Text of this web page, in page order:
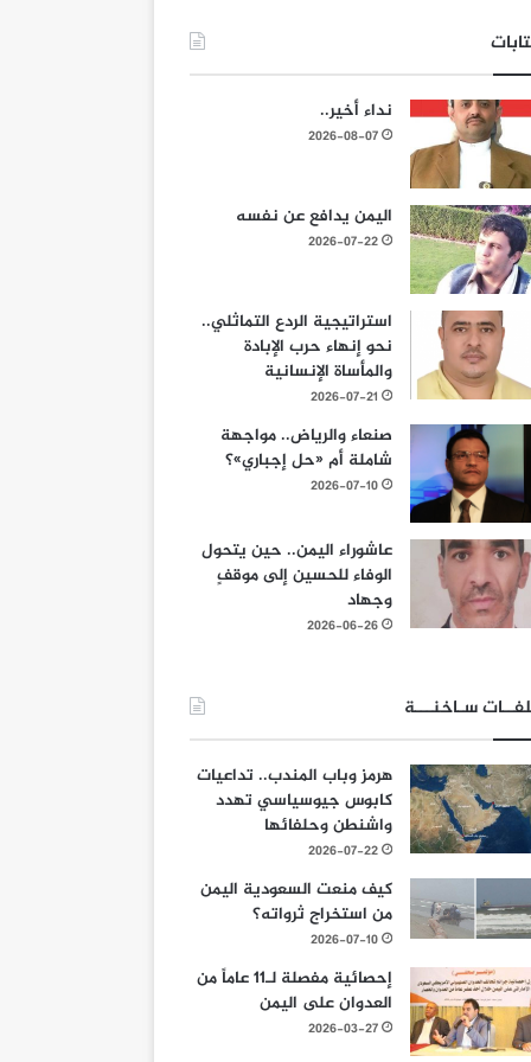
نداء أخير..
2026-08-07
اليمن يدافع عن نفسه
2026-07-22
استراتيجية الردع التماثلي..
نحو إنهاء حرب الإبادة
والمأساة الإنسانية
2026-07-21
صنعاء والرياض.. مواجهة
شاملة أم «حل إجباري»؟
2026-07-10
عاشوراء اليمن.. حين يتحول
الوفاء للحسين إلى موقفٍ
وجهاد
2026-06-26
سـاخنـــة
هرمز وباب المندب.. تداعيات
كابوس جيوسياسي تهدد
واشنطن وحلفائها
2026-07-22
كيف منعت السعودية اليمن
من استخراج ثرواته؟
2026-07-10
إحصائية مفصلة لـ11 عاماً من
العدوان على اليمن
2026-03-27